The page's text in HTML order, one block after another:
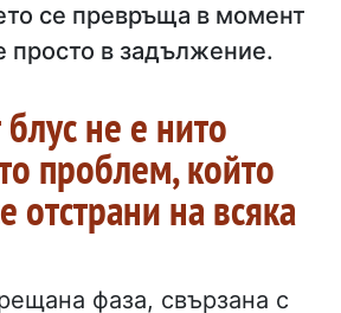
се превръща в момент
просто в задължение.
не е нито
проблем, който
отстрани на всяка
фаза, свързана с